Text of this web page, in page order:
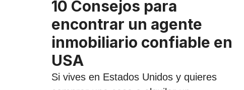
10 Consejos para
encontrar un agente
inmobiliario confiable en
USA
Si vives en Estados Unidos y quieres